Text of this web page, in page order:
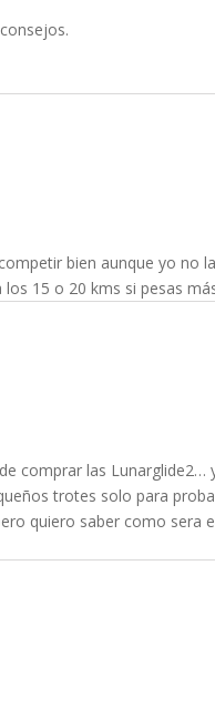
bien aunque yo no
15 o 20 kms si pesas
comprar las
trotes solo para
quiero saber como